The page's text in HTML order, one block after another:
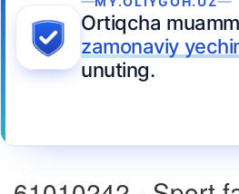
Ortiqcha
zamonaviy
unuting.